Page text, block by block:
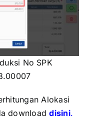
No SPK
Alokasi
downloaddisini.